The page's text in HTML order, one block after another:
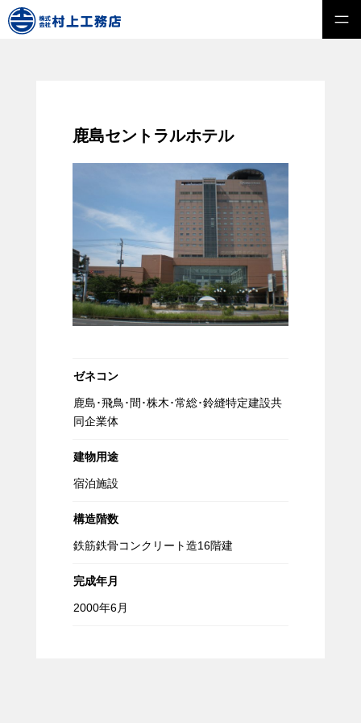
鹿島セントラルホテル
ゼネコン
鹿島･飛鳥･間･株木･常総･鈴縫特定建設共
同企業体
建物用途
宿泊施設
構造階数
鉄筋鉄骨コンクリート造16階建
完成年月
2000年6月